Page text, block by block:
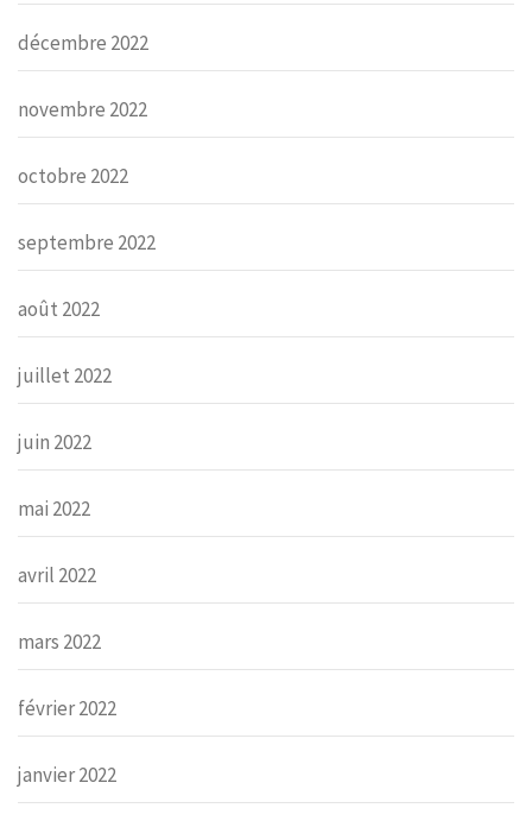
décembre 2022
novembre 2022
octobre 2022
septembre 2022
août 2022
juillet 2022
juin 2022
mai 2022
avril 2022
mars 2022
février 2022
janvier 2022